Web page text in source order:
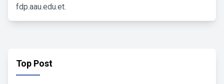
fdp.aau.edu.et.
Top Post